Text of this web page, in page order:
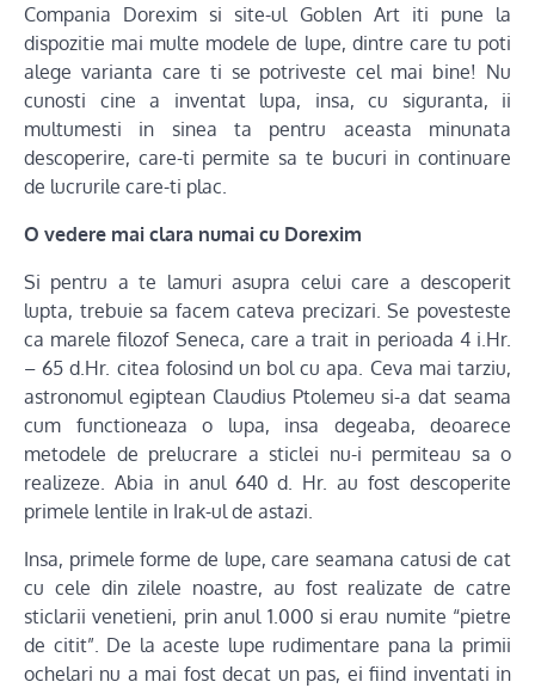
Compania Dorexim si site-ul Goblen Art iti pune la
dispozitie mai multe modele de lupe, dintre care tu poti
alege varianta care ti se potriveste cel mai bine! Nu
cunosti cine a inventat lupa, insa, cu siguranta, ii
multumesti in sinea ta pentru aceasta minunata
descoperire, care-ti permite sa te bucuri in continuare
de lucrurile care-ti plac.
O vedere mai clara numai cu Dorexim
Si pentru a te lamuri asupra celui care a descoperit
lupta, trebuie sa facem cateva precizari. Se povesteste
ca marele filozof Seneca, care a trait in perioada 4 i.Hr.
– 65 d.Hr. citea folosind un bol cu apa. Ceva mai tarziu,
astronomul egiptean Claudius Ptolemeu si-a dat seama
cum functioneaza o lupa, insa degeaba, deoarece
metodele de prelucrare a sticlei nu-i permiteau sa o
realizeze. Abia in anul 640 d. Hr. au fost descoperite
primele lentile in Irak-ul de astazi.
Insa, primele forme de lupe, care seamana catusi de cat
cu cele din zilele noastre, au fost realizate de catre
sticlarii venetieni, prin anul 1.000 si erau numite “pietre
de citit”. De la aceste lupe rudimentare pana la primii
ochelari nu a mai fost decat un pas, ei fiind inventati in